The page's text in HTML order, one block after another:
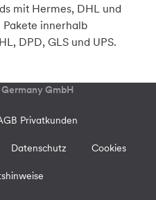
mit Hermes, DHL und
Pakete innerhalb
DPD, GLS und UPS.
GmbH
Privatkunden
Datenschutz Cookies